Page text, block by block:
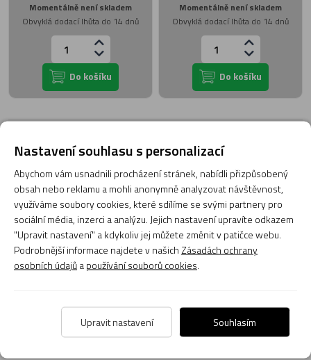
Momentálně není skladem
Obvyklá dodací lhůta do 14 dnů
Do košíku
Momentálně není skladem
Obvyklá dodací lhůta do 14 dnů
Do košíku
Poradna
Naši poradci a znalci sortimentu hudebních nástrojů a kol
jsou připraveni odpovídat na Vaše dotazy (pondělí až
Položit dotaz
Nastavení souhlasu s personalizací
Abychom vám usnadnili procházení stránek, nabídli přizpůsobený
obsah nebo reklamu a mohli anonymně analyzovat návštěvnost,
využíváme soubory cookies, které sdílíme se svými partnery pro
sociální média, inzerci a analýzu. Jejich nastavení upravíte odkazem
"Upravit nastavení" a kdykoliv jej můžete změnit v patičce webu.
Podrobnější informace najdete v našich Zásadách ochrany
osobních údajůapoužívání souborů cookies.
Upravit nastavení Souhlasím